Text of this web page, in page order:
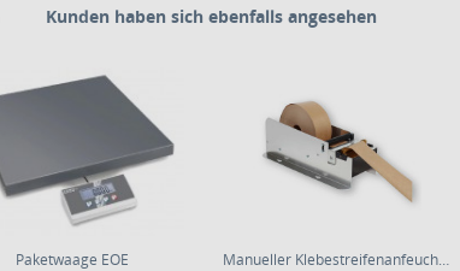
Kunden haben sich ebenfalls angesehen
Paketwaage EOE Manueller Klebestreifenanfeuchter für...